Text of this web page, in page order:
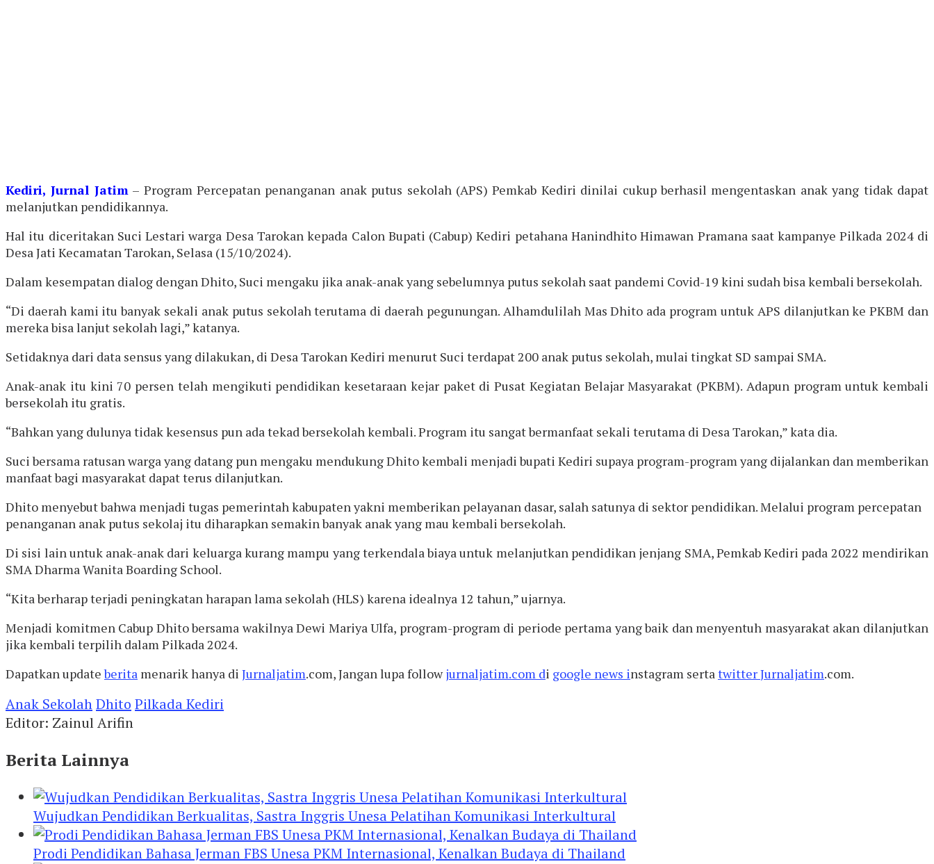
Kediri, Jurnal Jatim – Program Percepatan penanganan anak putus sekolah (APS) Pemkab Kediri dinilai cukup berhasil mengentaskan anak yang tidak dapat
melanjutkan pendidikannya.
Hal itu diceritakan Suci Lestari warga Desa Tarokan kepada Calon Bupati (Cabup) Kediri petahana Hanindhito Himawan Pramana saat kampanye Pilkada 2024 di
Desa Jati Kecamatan Tarokan, Selasa (15/10/2024).
Dalam kesempatan dialog dengan Dhito, Suci mengaku jika anak-anak yang sebelumnya putus sekolah saat pandemi Covid-19 kini sudah bisa kembali bersekolah.
“Di daerah kami itu banyak sekali anak putus sekolah terutama di daerah pegunungan. Alhamdulilah Mas Dhito ada program untuk APS dilanjutkan ke PKBM dan
mereka bisa lanjut sekolah lagi,” katanya.
Setidaknya dari data sensus yang dilakukan, di Desa Tarokan Kediri menurut Suci terdapat 200 anak putus sekolah, mulai tingkat SD sampai SMA.
Anak-anak itu kini 70 persen telah mengikuti pendidikan kesetaraan kejar paket di Pusat Kegiatan Belajar Masyarakat (PKBM). Adapun program untuk kembali
bersekolah itu gratis.
“Bahkan yang dulunya tidak kesensus pun ada tekad bersekolah kembali. Program itu sangat bermanfaat sekali terutama di Desa Tarokan,” kata dia.
Suci bersama ratusan warga yang datang pun mengaku mendukung Dhito kembali menjadi bupati Kediri supaya program-program yang dijalankan dan memberikan
manfaat bagi masyarakat dapat terus dilanjutkan.
Dhito menyebut bahwa menjadi tugas pemerintah kabupaten yakni memberikan pelayanan dasar, salah satunya di sektor pendidikan. Melalui program percepatan
penanganan anak putus sekolaj itu diharapkan semakin banyak anak yang mau kembali bersekolah.
Di sisi lain untuk anak-anak dari keluarga kurang mampu yang terkendala biaya untuk melanjutkan pendidikan jenjang SMA, Pemkab Kediri pada 2022 mendirikan
SMA Dharma Wanita Boarding School.
“Kita berharap terjadi peningkatan harapan lama sekolah (HLS) karena idealnya 12 tahun,” ujarnya.
Menjadi komitmen Cabup Dhito bersama wakilnya Dewi Mariya Ulfa, program-program di periode pertama yang baik dan menyentuh masyarakat akan dilanjutkan
jika kembali terpilih dalam Pilkada 2024.
Dapatkan updateberita menarik hanya di Jurnaljatim.com, Jangan lupa followjurnaljatim.com di google news instagram serta twitterJurnaljatim.com.
Anak SekolahDhito Pilkada Kediri
Editor: Zainul Arifin
Berita Lainnya
Wujudkan Pendidikan Berkualitas, Sastra Inggris Unesa Pelatihan Komunikasi Interkultural
Prodi Pendidikan Bahasa Jerman FBS Unesa PKM Internasional, Kenalkan Budaya di Thailand